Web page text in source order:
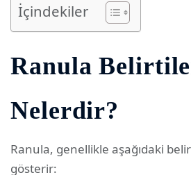
İçindekiler
Ranula
Nelerdir?
Ranula, genellikle aşağıdaki
gösterir: